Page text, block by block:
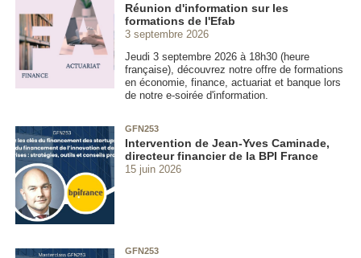
Réunion d'information sur les
formations de l'Efab
3 septembre 2026
Jeudi 3 septembre 2026 à 18h30 (heure
française), découvrez notre offre de formations
en économie, finance, actuariat et banque lors
de notre e-soirée d'information.
GFN253
Intervention de Jean-Yves Caminade,
directeur financier de la BPI France
15 juin 2026
GFN253